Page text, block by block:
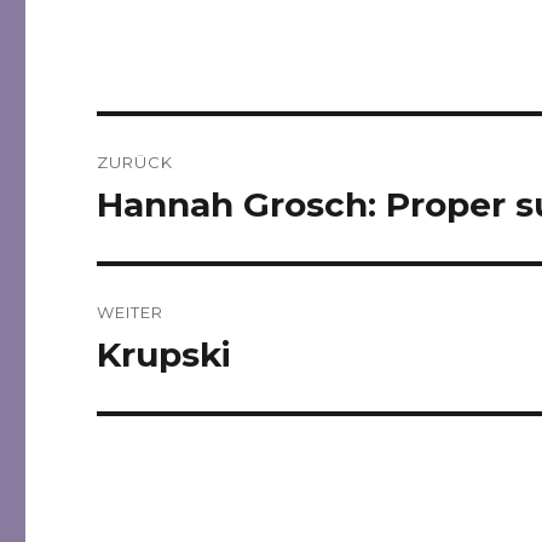
ZURÜCK
Vorheriger
Hannah Grosch: Proper
WEITER
Nächster
Krupski